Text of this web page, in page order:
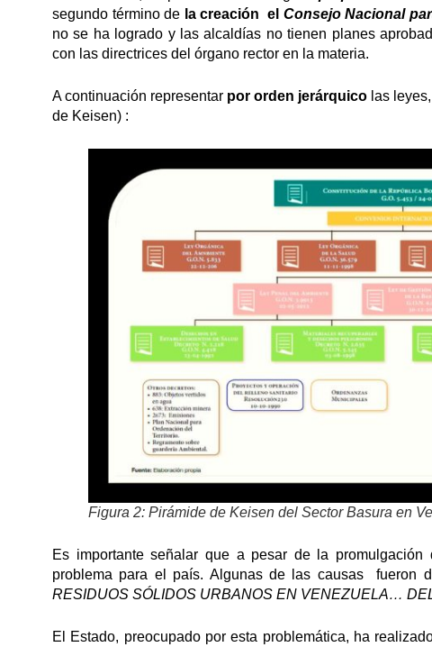
segundo término de la creación el Consejo Nacional
no se ha logrado y las alcaldías no tienen planes
con las directrices del órgano rector en la materia.
A continuación representar por orden jerárquico las
de Keisen) :
Figura 2: Pirámide de Keisen del Sector Basura en
Es importante señalar que a pesar de la
problema para el país. Algunas de las causas fueron
RESIDUOS SÓLIDOS URBANOS EN VENEZUELA…
El Estado, preocupado por esta problemática, ha